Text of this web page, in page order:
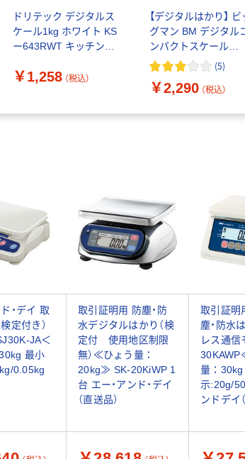
ドリテック デジタルス
ケール1kg ホワイト KS
ー643RWT キッチンス
￥1,258 （税込）
【デジタルはかり】 ビ
グマン BM デジタル
ンパクトスケール
3kg《取引証明以外用》
(5)
￥2,290 （税込）
・デイ 取
定付き）
JA＜
最小
0.05kg
取引証明用 防塵・防
水デジタルはかり（検
定付 使用地区制限
無）≪ひょう量：
20kg≫ SK-20KiWP 1
台 エー・アンド・デイ
（直送品）
取引証明
塵・防水
レス通信
量：
示:20g/
ンドデイ